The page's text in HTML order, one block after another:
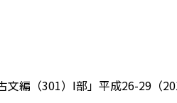
文編（301）Ⅰ部」平成26-29（